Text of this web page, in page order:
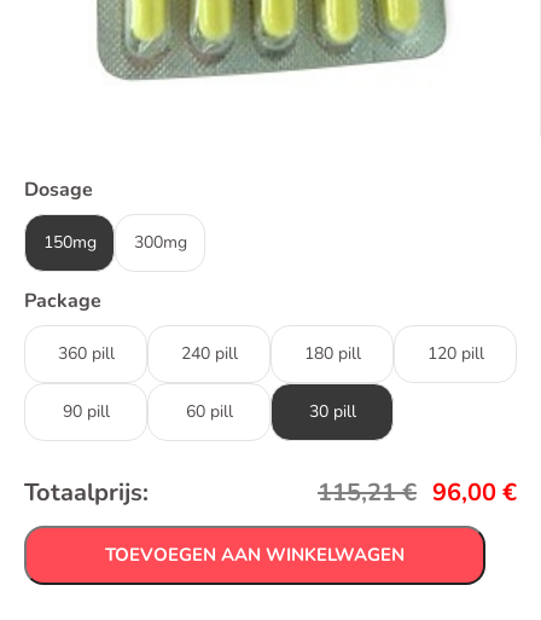
Dosage
150mg 300mg
Package
360 pill 240 pill 180 pill 120 pill
90 pill 60 pill 30 pill
Totaalprijs: 115,21€ 96,00€
TOEVOEGEN AAN WINKELWAGEN